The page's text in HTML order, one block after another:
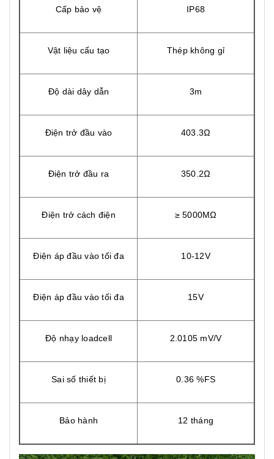
Cấp bảo vệ IP68
Vật liệu cấu tạo Thép không gỉ
Độ dài dây dẫn 3m
Điện trở đầu vào 403.3Ω
Điện trở đầu ra 350.2Ω
Điện trở cách điện ≥ 5000MΩ
Điện áp đầu vào tối đa 10-12V
Điện áp đầu vào tối đa 15V
Độ nhạy loadcell 2.0105 mV/V
Sai số thiết bị 0.36 %FS
Bảo hành 12 tháng